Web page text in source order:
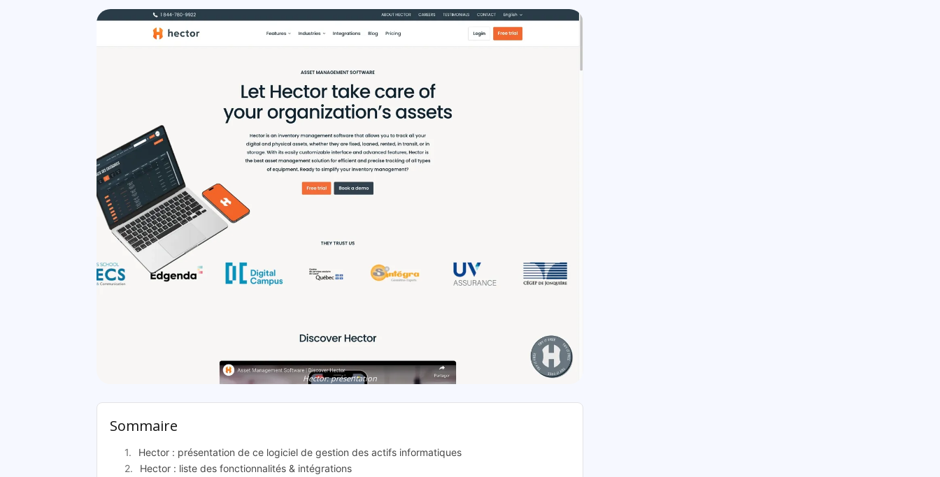
Hector: présentation
Sommaire
Hector : présentation de ce logiciel de gestion des actifs informatiques
Hector : liste des fonctionnalités & intégrations